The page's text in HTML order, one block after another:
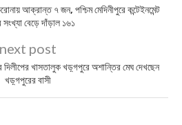
আক্রান্ত ৭ জন, পশ্চিম মেদিনীপুরে কন্টেইনমেন্ট
বেড়ে দাঁড়াল ১৬১
next post
দিলীপের খাসতালুক খড়্গপুরে অশান্তির মেঘ দেখছেন
খড়্গপুরের বাসী